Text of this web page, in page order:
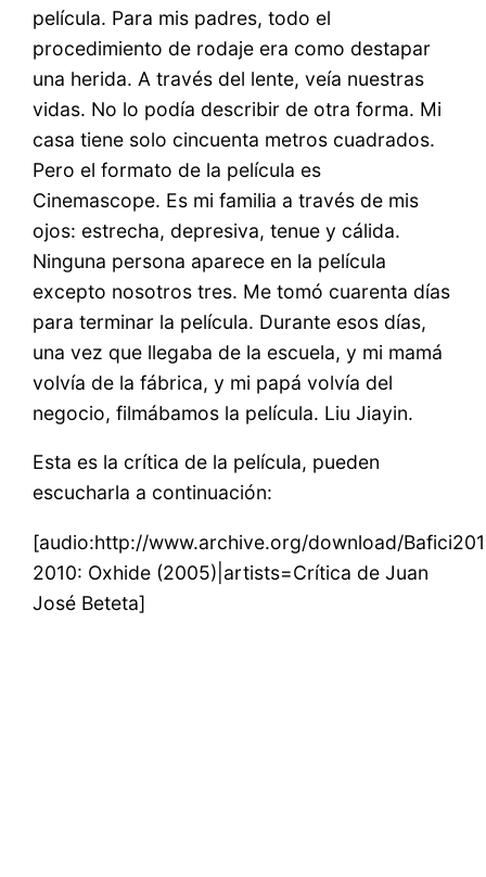
película. Para mis padres, todo el
procedimiento de rodaje era como destapar
una herida. A través del lente, veía nuestras
vidas. No lo podía describir de otra forma. Mi
casa tiene solo cincuenta metros cuadrados.
Pero el formato de la película es
Cinemascope. Es mi familia a través de mis
ojos: estrecha, depresiva, tenue y cálida.
Ninguna persona aparece en la película
excepto nosotros tres. Me tomó cuarenta días
para terminar la película. Durante esos días,
una vez que llegaba de la escuela, y mi mamá
volvía de la fábrica, y mi papá volvía del
negocio, filmábamos la película. Liu Jiayin.
Esta es la crítica de la película, pueden
escucharla a continuación:
[audio:http://www.archive.org/download/
2010: Oxhide (2005)|artists=Crítica de Juan
José Beteta]